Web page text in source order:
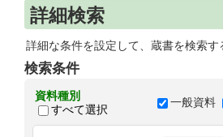
詳細検索
詳細な条件を設定して、蔵書を検索す
検索条件
資料種別
すべて選択
一般資料